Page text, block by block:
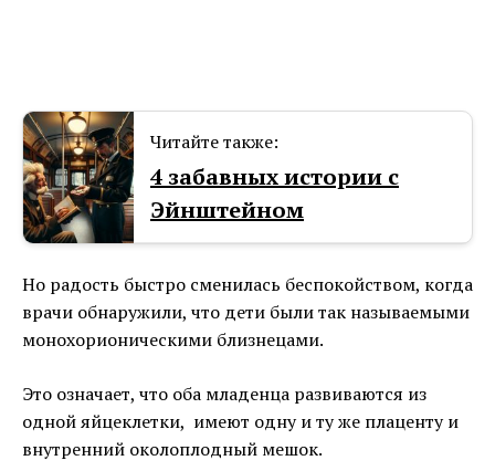
Читайте также:
4 забавных истории с
Эйнштейном
Но радость быстро сменилась беспокойством, когда
врачи обнаружили, что дети были так называемыми
монохорионическими близнецами.
Это означает, что оба младенца развиваются из
одной яйцеклетки, имеют одну и ту же плаценту и
внутренний околоплодный мешок.